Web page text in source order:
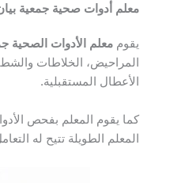
معلم أدوات صحية جمعية
يقوممعلم الأدوات الصحية
المراحيض، الخلاطات
الأعطال المستقبلية.
كما يقوم المعلم بفحص
المعلم الطويلة تتيح له